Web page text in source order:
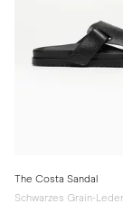
The Costa Sandal
Schwarzes Grain-Leder